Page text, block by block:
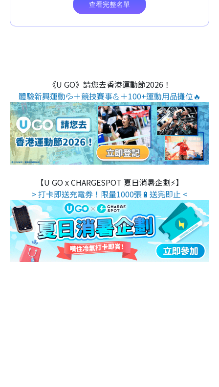
《U GO》請您去香港運動節2026！
體驗新興運動💦＋競技賽事💪＋100+運動用品攤位🔥
【U GO x CHARGESPOT 夏日消暑企劃⚡】
> 打卡即送充電券！限量1000張🔋送完即止 <